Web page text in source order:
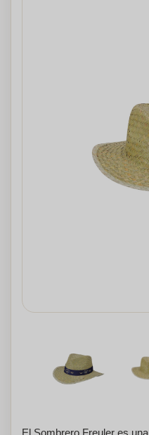
El Sombrero Freuler es